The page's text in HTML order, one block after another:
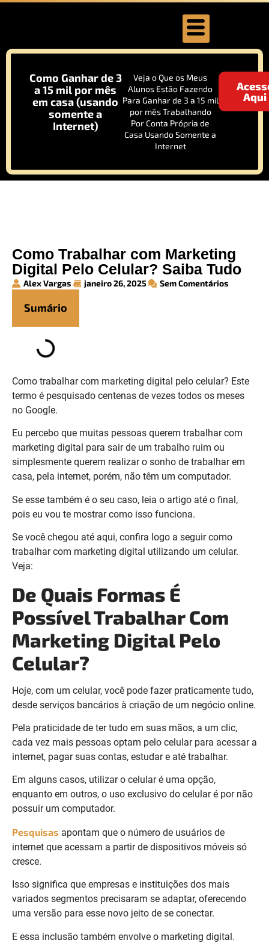
Como Ganhar de 3
a 15 mil por mês
em casa (usando
somente a
Internet)
Veja o Que os Meus
Alunos Estão Fazendo
Para Ganhar de 3 a 15 mil
por mês Trabalhando
Por Conta Própria de
Casa Usando Somente a
Internet
Aqui
Como Trabalhar com Marketing
Digital Pelo Celular? Saiba Tudo
Alex Vargas janeiro 26, 2025 Sem Comentários
Sumário
Como trabalhar com marketing digital pelo celular? Este
termo é pesquisado centenas de vezes todos os meses
no Google.
Eu percebo que muitas pessoas querem trabalhar com
marketing digital para sair de um trabalho ruim ou
simplesmente querem realizar o sonho de trabalhar em
casa, pela internet, porém, não têm um computador.
Se esse também é o seu caso, leia o artigo até o final,
pois eu vou te mostrar como isso funciona.
Se você chegou até aqui, confira logo a seguir como
trabalhar com marketing digital utilizando um celular.
Veja:
De Quais Formas É
Possível Trabalhar Com
Marketing Digital Pelo
Celular?
Hoje, com um celular, você pode fazer praticamente tudo,
desde serviços bancários à criação de um negócio online.
Pela praticidade de ter tudo em suas mãos, a um clic,
cada vez mais pessoas optam pelo celular para acessar a
internet, pagar suas contas, estudar e até trabalhar.
Em alguns casos, utilizar o celular é uma opção,
enquanto em outros, o uso exclusivo do celular é por não
possuir um computador.
Pesquisas apontam que o número de usuários de
internet que acessam a partir de dispositivos móveis só
cresce.
Isso significa que empresas e instituições dos mais
variados segmentos precisaram se adaptar, oferecendo
uma versão para esse novo jeito de se conectar.
E essa inclusão também envolve o marketing digital.